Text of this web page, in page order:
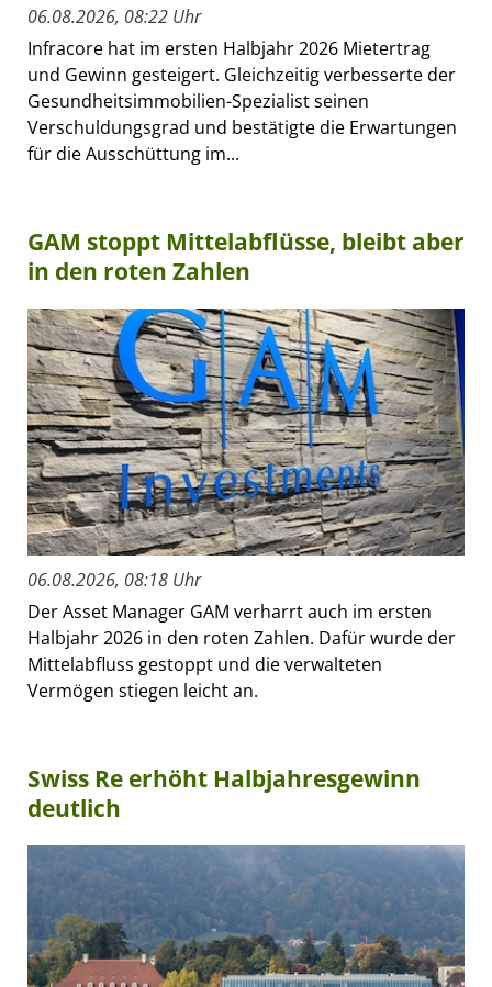
06.08.2026, 08:22 Uhr
Infracore hat im ersten Halbjahr 2026 Mietertrag
und Gewinn gesteigert. Gleichzeitig verbesserte der
Gesundheitsimmobilien-Spezialist seinen
Verschuldungsgrad und bestätigte die Erwartungen
für die Ausschüttung im...
GAM stoppt Mittelabflüsse, bleibt aber
in den roten Zahlen
06.08.2026, 08:18 Uhr
Der Asset Manager GAM verharrt auch im ersten
Halbjahr 2026 in den roten Zahlen. Dafür wurde der
Mittelabfluss gestoppt und die verwalteten
Vermögen stiegen leicht an.
Swiss Re erhöht Halbjahresgewinn
deutlich